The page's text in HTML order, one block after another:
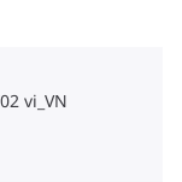
vi_VN